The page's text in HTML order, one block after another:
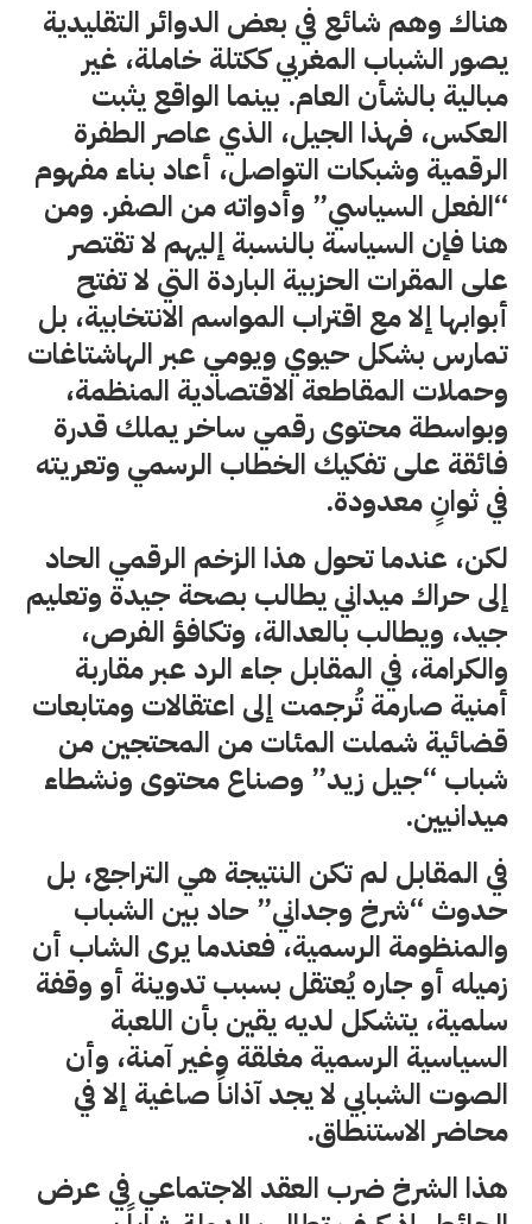
هناك وهم شائع في بعض الدوائر التقليدية
يصور الشباب المغربي ككتلة خاملة، غير
مبالية بالشأن العام. بينما الواقع يثبت
العكس، فهذا الجيل، الذي عاصر الطفرة
الرقمية وشبكات التواصل، أعاد بناء مفهوم
“الفعل السياسي” وأدواته من الصفر. ومن
هنا فإن السياسة بالنسبة إليهم لا تقتصر
على المقرات الحزبية الباردة التي لا تفتح
أبوابها إلا مع اقتراب المواسم الانتخابية، بل
تمارس بشكل حيوي ويومي عبر الهاشتاغات
وحملات المقاطعة الاقتصادية المنظمة،
وبواسطة محتوى رقمي ساخر يملك قدرة
فائقة على تفكيك الخطاب الرسمي وتعريته
في ثوانٍ معدودة.
لكن، عندما تحول هذا الزخم الرقمي الحاد
إلى حراك ميداني يطالب بصحة جيدة وتعليم
جيد، ويطالب بالعدالة، وتكافؤ الفرص،
والكرامة، في المقابل جاء الرد عبر مقاربة
أمنية صارمة تُرجمت إلى اعتقالات ومتابعات
قضائية شملت المئات من المحتجين من
شباب “جيل زيد” وصناع محتوى ونشطاء
ميدانيين.
في المقابل لم تكن النتيجة هي التراجع، بل
حدوث “شرخ وجداني” حاد بين الشباب
والمنظومة الرسمية، فعندما يرى الشاب أن
زميله أو جاره يُعتقل بسبب تدوينة أو وقفة
سلمية، يتشكل لديه يقين بأن اللعبة
السياسية الرسمية مغلقة وغير آمنة، وأن
الصوت الشبابي لا يجد آذاناً صاغية إلا في
محاضر الاستنطاق.
هذا الشرخ ضرب العقد الاجتماعي في عرض